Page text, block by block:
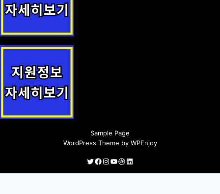
Sample Page
WordPress Theme by WPEnjoy
Twitter
Facebook
Instagram
YouTube
Dribbble
LinkedIn